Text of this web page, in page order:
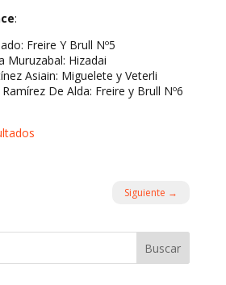
:
Freire Y Brull Nº5
Muruzabal: Hizadai
Asiain: Miguelete y Veterli
De Alda: Freire y Brull Nº6
Siguiente →
Buscar